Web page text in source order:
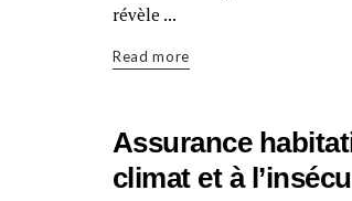
révèle ...
Read more
Assurance
climat et à